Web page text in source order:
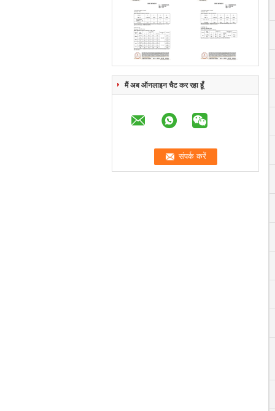
मैं अब ऑनलाइन चैट कर रहा हूँ